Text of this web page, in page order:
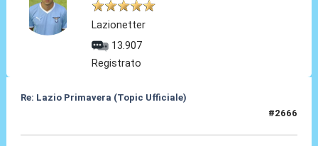
Lazionetter
13.907
Registrato
Re: Lazio Primavera (Topic Ufficiale)
#2666